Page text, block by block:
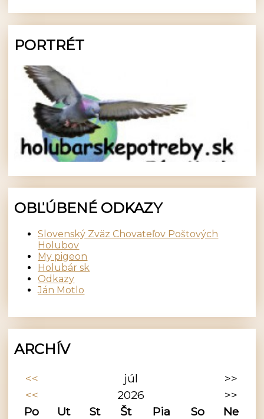
PORTRÉT
OBĽÚBENÉ ODKAZY
Slovenský Zväz Chovateľov Poštových
Holubov
My pigeon
Holubár sk
Odkazy
Ján Motlo
ARCHÍV
<< júl
>>
<<
2026
>>
Po
Ut St Št Pia So
Ne